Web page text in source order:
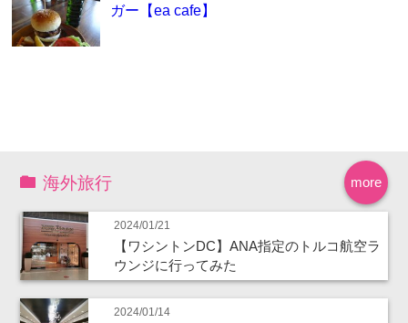
ガー【ea cafe】
more
海外旅行
2024/01/21
【ワシントンDC】ANA指定のトルコ航空ラ
ウンジに行ってみた
2024/01/14